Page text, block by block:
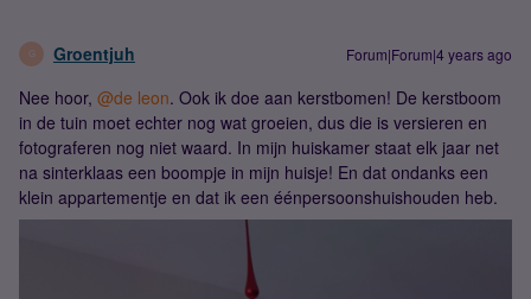
G Groentjuh Forum|Forum|4 years ago
Nee hoor, @de leon. Ook ik doe aan kerstbomen! De kerstboom
in de tuin moet echter nog wat groeien, dus die is versieren en
fotograferen nog niet waard. In mijn huiskamer staat elk jaar net
na sinterklaas een boompje in mijn huisje! En dat ondanks een
klein appartementje en dat ik een éénpersoonshuishouden heb.